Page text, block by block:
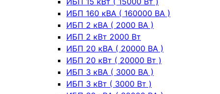
ИБП 160 кВА ( 160000 ВА )
ИБП 2 кВА ( 2000 ВА )
ИБП 2 кВт 2000 Вт
ИБП 20 кВА ( 20000 ВА )
ИБП 20 кВт ( 20000 Вт )
ИБП 3 кВА ( 3000 ВА )
ИБП 3 кВт ( 3000 Вт )